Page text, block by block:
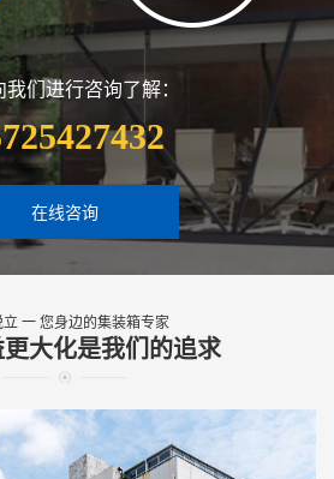
们进行咨询了解：
在线咨询
一 您身边的集装箱专家
大化是我们的追求